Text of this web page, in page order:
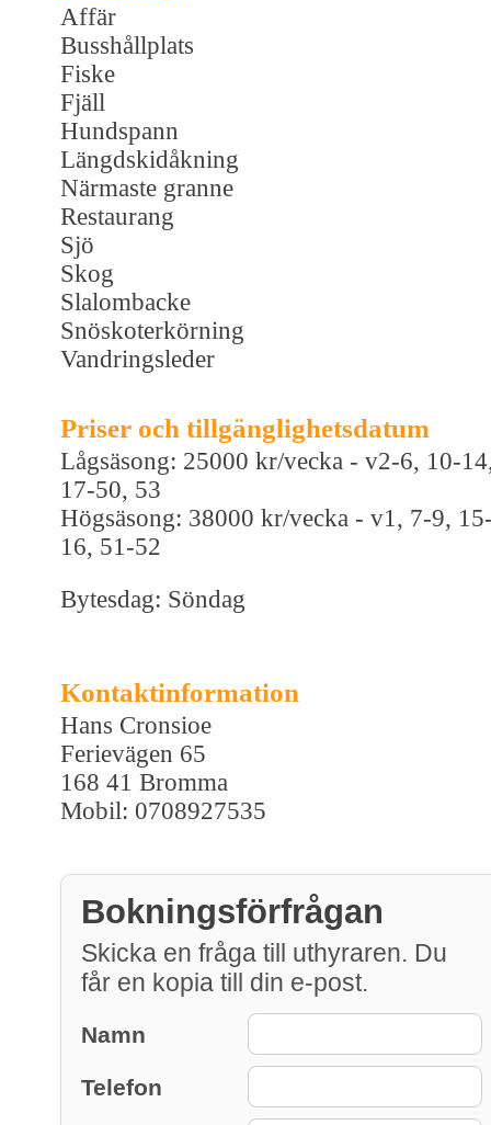
Affär
Busshållplats
Fiske
Fjäll
Hundspann
Längdskidåkning
Närmaste granne
Restaurang
Sjö
Skog
Slalombacke
Snöskoterkörning
Vandringsleder
Priser och tillgänglighetsdatum
Lågsäsong: 25000 kr/vecka - v2-6, 10-
17-50, 53
Högsäsong: 38000 kr/vecka - v1, 7-9,
16, 51-52
Bytesdag: Söndag
Kontaktinformation
Hans Cronsioe
Ferievägen 65
168 41 Bromma
Mobil: 0708927535
Bokningsförfrågan
Skicka en fråga till uthyraren. Du
får en kopia till din e-post.
Namn
Telefon